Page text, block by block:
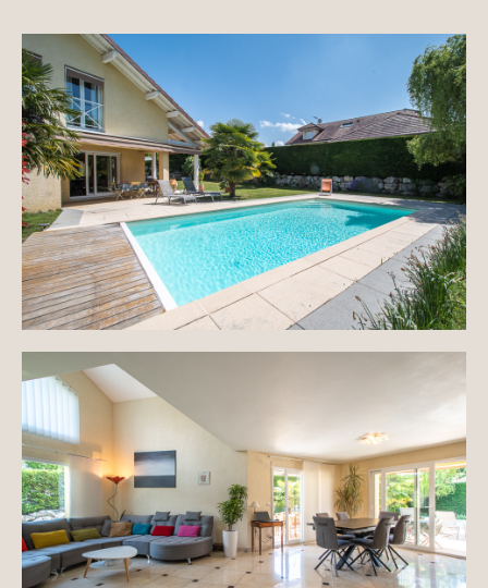
Réhabilitations & Terrains
Tous nos biens